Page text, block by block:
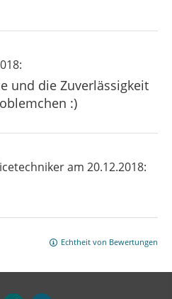
und die Zuverlässigkeit
:)
am 20.12.2018:
Echtheit von Bewertungen